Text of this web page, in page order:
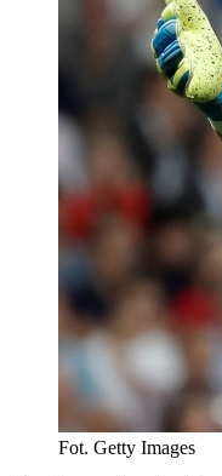
Fot. Getty Images